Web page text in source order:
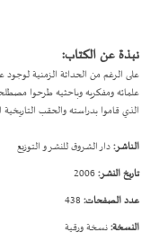
نبذة عن الكتاب:
على الرغم من الحداثة الزمنية لوجود
علمائه ومفكريه وباحثيه طرحوا
الذي قاموا بدراسته والحقب التاريخية
الناشر:دار الشروق للنشر و التوزيع
تاريخ النشر:
عدد الصفحات:
النسخة:نسخة ورقية